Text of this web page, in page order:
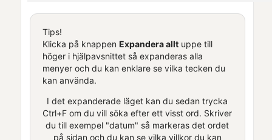
Tips!
Klicka på knappen Expandera alltuppe till
höger i hjälpavsnittet så expanderas alla
menyer och du kan enklare se vilka tecken du
kan använda.
I det expanderade läget kan du sedan trycka
Ctrl+F om du vill söka efter ett visst ord. Skriver
du till exempel "datum" så markeras det ordet
på sidan och du kan se vilka villkor du kan